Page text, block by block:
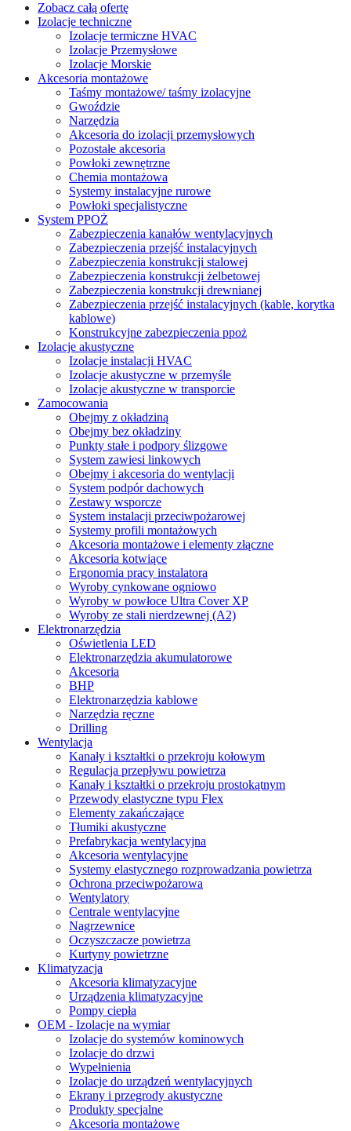
Zobacz całą ofertę
Izolacje techniczne
Izolacje termiczne HVAC
Izolacje Przemysłowe
Izolacje Morskie
Akcesoria montażowe
Taśmy montażowe/ taśmy izolacyjne
Gwoździe
Narzędzia
Akcesoria do izolacji przemysłowych
Pozostałe akcesoria
Powłoki zewnętrzne
Chemia montażowa
Systemy instalacyjne rurowe
Powłoki specjalistyczne
System PPOŻ
Zabezpieczenia kanałów wentylacyjnych
Zabezpieczenia przejść instalacyjnych
Zabezpieczenia konstrukcji stalowej
Zabezpieczenia konstrukcji żelbetowej
Zabezpieczenia konstrukcji drewnianej
Zabezpieczenia przejść instalacyjnych (kable, korytka
kablowe)
Konstrukcyjne zabezpieczenia ppoż
Izolacje akustyczne
Izolacje instalacji HVAC
Izolacje akustyczne w przemyśle
Izolacje akustyczne w transporcie
Zamocowania
Obejmy z okładziną
Obejmy bez okładziny
Punkty stałe i podpory ślizgowe
System zawiesi linkowych
Obejmy i akcesoria do wentylacji
System podpór dachowych
Zestawy wsporcze
System instalacji przeciwpożarowej
Systemy profili montażowych
Akcesoria montażowe i elementy złączne
Akcesoria kotwiące
Ergonomia pracy instalatora
Wyroby cynkowane ogniowo
Wyroby w powłoce Ultra Cover XP
Wyroby ze stali nierdzewnej (A2)
Elektronarzędzia
Oświetlenia LED
Elektronarzędzia akumulatorowe
Akcesoria
BHP
Elektronarzędzia kablowe
Narzędzia ręczne
Drilling
Wentylacja
Kanały i kształtki o przekroju kołowym
Regulacja przepływu powietrza
Kanały i kształtki o przekroju prostokątnym
Przewody elastyczne typu Flex
Elementy zakańczające
Tłumiki akustyczne
Prefabrykacja wentylacyjna
Akcesoria wentylacyjne
Systemy elastycznego rozprowadzania powietrza
Ochrona przeciwpożarowa
Wentylatory
Centrale wentylacyjne
Nagrzewnice
Oczyszczacze powietrza
Kurtyny powietrzne
Klimatyzacja
Akcesoria klimatyzacyjne
Urządzenia klimatyzacyjne
Pompy ciepła
OEM - Izolacje na wymiar
Izolacje do systemów kominowych
Izolacje do drzwi
Wypełnienia
Izolacje do urządzeń wentylacyjnych
Ekrany i przegrody akustyczne
Produkty specjalne
Akcesoria montażowe